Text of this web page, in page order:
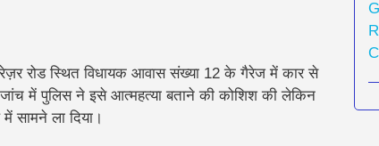
रोड स्थित विधायक आवास संख्या 12 के गैरेज में कार से
में पुलिस ने इसे आत्महत्या बताने की कोशिश की लेकिन
सामने ला दिया।